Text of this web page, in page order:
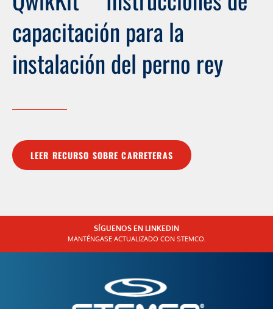
capacitación para la
instalación del perno rey
LEER RECURSO SOBRE CARRETERAS
SÍGUENOS EN LINKEDIN
MANTÉNGASE ACTUALIZADO CON STEMCO.